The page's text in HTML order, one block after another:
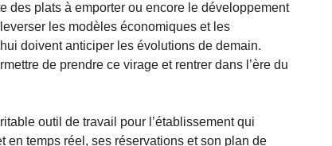
des plats à emporter ou encore le développement
les modèles économiques et les
doivent anticiper les évolutions de demain.
de prendre ce virage et rentrer dans l’ère du
outil de travail pour l’établissement qui
en temps réel, ses réservations et son plan de